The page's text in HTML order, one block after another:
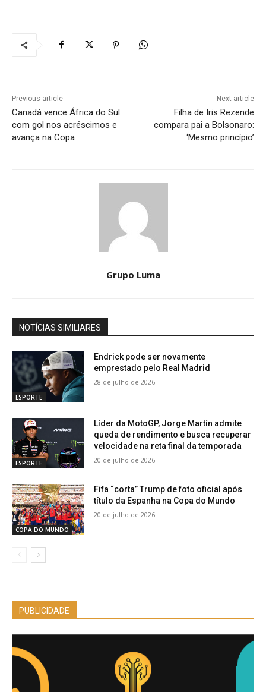
Previous article
Canadá vence África do Sul
com gol nos acréscimos e
avança na Copa
Next article
Filha de Iris Rezende
compara pai a Bolsonaro:
‘Mesmo princípio’
Grupo Luma
NOTÍCIAS SIMILIARES
ESPORTE
Endrick pode ser novamente
emprestado pelo Real Madrid
28 de julho de 2026
ESPORTE
Líder da MotoGP, Jorge Martín admite
queda de rendimento e busca recuperar
velocidade na reta final da temporada
20 de julho de 2026
COPA DO MUNDO
Fifa “corta” Trump de foto oficial após
título da Espanha na Copa do Mundo
20 de julho de 2026
PUBLICIDADE